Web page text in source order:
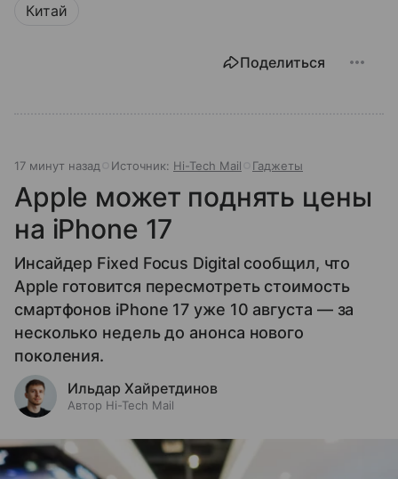
Китай
Поделиться
17 минут назад Источник: Hi-Tech Mail Гаджеты
Apple может поднять цены
на iPhone 17
Инсайдер Fixed Focus Digital сообщил, что
Apple готовится пересмотреть стоимость
смартфонов iPhone 17 уже 10 августа — за
несколько недель до анонса нового
поколения.
Ильдар Хайретдинов
Автор Hi-Tech Mail